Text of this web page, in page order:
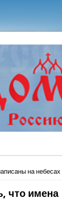
на небесах
что имена